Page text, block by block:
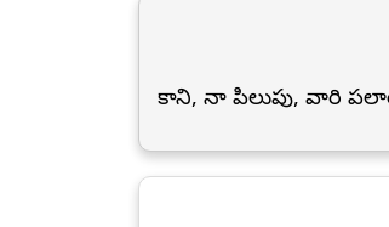
కాని, నా పిలుపు, వారి